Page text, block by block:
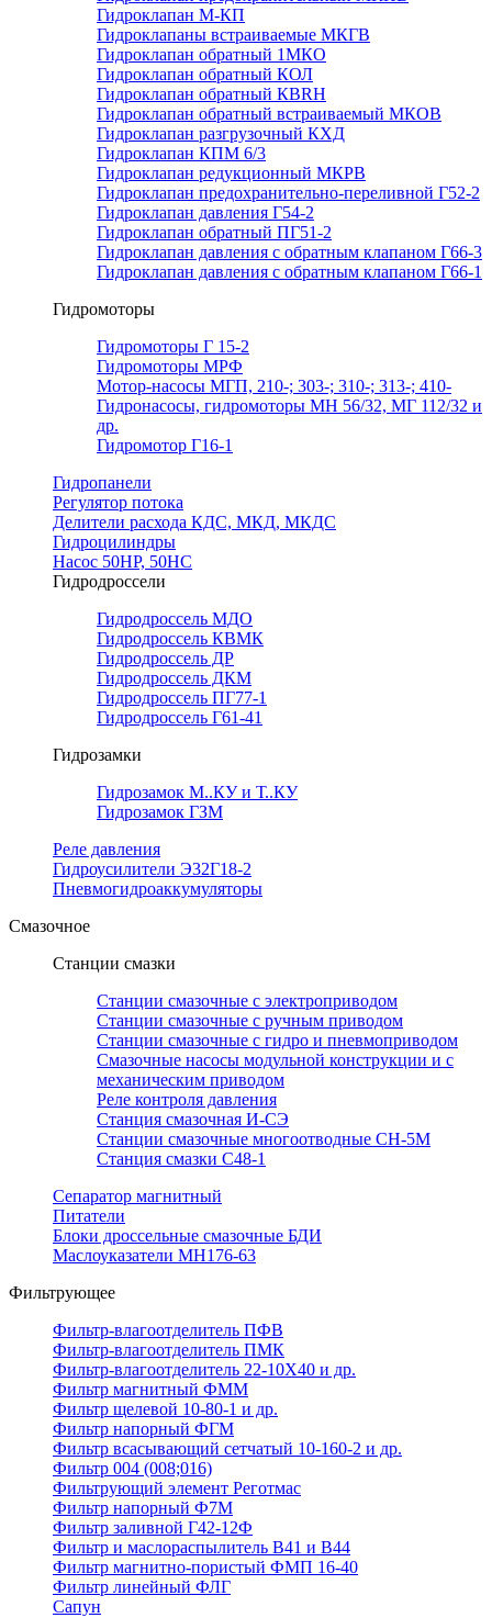
Гидроклапан М-КП
Гидроклапаны встраиваемые МКГВ
Гидроклапан обратный 1МКО
Гидроклапан обратный КОЛ
Гидроклапан обратный КВRН
Гидроклапан обратный встраиваемый МКОВ
Гидроклапан разгрузочный КХД
Гидроклапан КПМ 6/3
Гидроклапан редукционный МКРВ
Гидроклапан предохранительно-переливной Г52-2
Гидроклапан давления Г54-2
Гидроклапан обратный ПГ51-2
Гидроклапан давления с обратным клапаном Г66-3
Гидроклапан давления с обратным клапаном Г66-1
Гидромоторы
Гидромоторы Г 15-2
Гидромоторы МРФ
Мотор-насосы МГП, 210-; 303-; 310-; 313-; 410-
Гидронасосы, гидромоторы МН 56/32, МГ 112/32 и
др.
Гидромотор Г16-1
Гидропанели
Регулятор потока
Делители расхода КДС, МКД, МКДС
Гидроцилиндры
Насос 50НР, 50НС
Гидродроссели
Гидродроссель МДО
Гидродроссель КВМК
Гидродроссель ДР
Гидродроссель ДКМ
Гидродроссель ПГ77-1
Гидродроссель Г61-41
Гидрозамки
Гидрозамок М..КУ и Т..КУ
Гидрозамок ГЗМ
Реле давления
Гидроусилители Э32Г18-2
Пневмогидроаккумуляторы
Смазочное
Станции смазки
Станции смазочные с электроприводом
Станции смазочные с ручным приводом
Станции смазочные с гидро и пневмоприводом
Смазочные насосы модульной конструкции и с
механическим приводом
Реле контроля давления
Станция смазочная И-СЭ
Станции смазочные многоотводные СН-5М
Станция смазки С48-1
Сепаратор магнитный
Питатели
Блоки дроссельные смазочные БДИ
Маслоуказатели МН176-63
Фильтрующее
Фильтр-влагоотделитель ПФВ
Фильтр-влагоотделитель ПМК
Фильтр-влагоотделитель 22-10Х40 и др.
Фильтр магнитный ФММ
Фильтр щелевой 10-80-1 и др.
Фильтр напорный ФГМ
Фильтр всасывающий сетчатый 10-160-2 и др.
Фильтр 004 (008;016)
Фильтрующий элемент Реготмас
Фильтр напорный Ф7М
Фильтр заливной Г42-12Ф
Фильтр и маслораспылитель В41 и В44
Фильтр магнитно-пористый ФМП 16-40
Фильтр линейный ФЛГ
Сапун